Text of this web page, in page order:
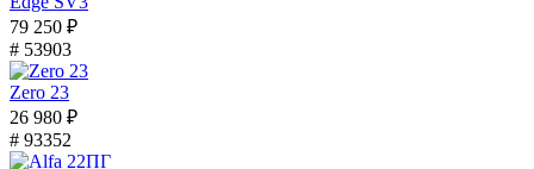
79 250 ₽
# 53903
Zero 23
26 980 ₽
# 93352